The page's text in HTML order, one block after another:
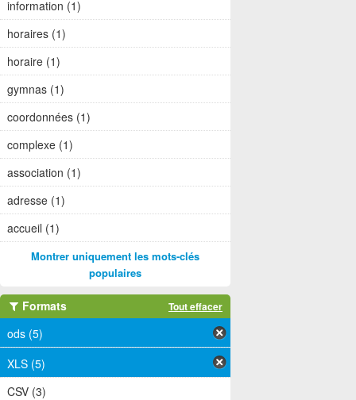
information (1)
horaires (1)
horaire (1)
gymnas (1)
coordonnées (1)
complexe (1)
association (1)
adresse (1)
accueil (1)
Montrer uniquement les mots-clés
populaires
Formats Tout effacer
ods (5)
XLS (5)
CSV (3)